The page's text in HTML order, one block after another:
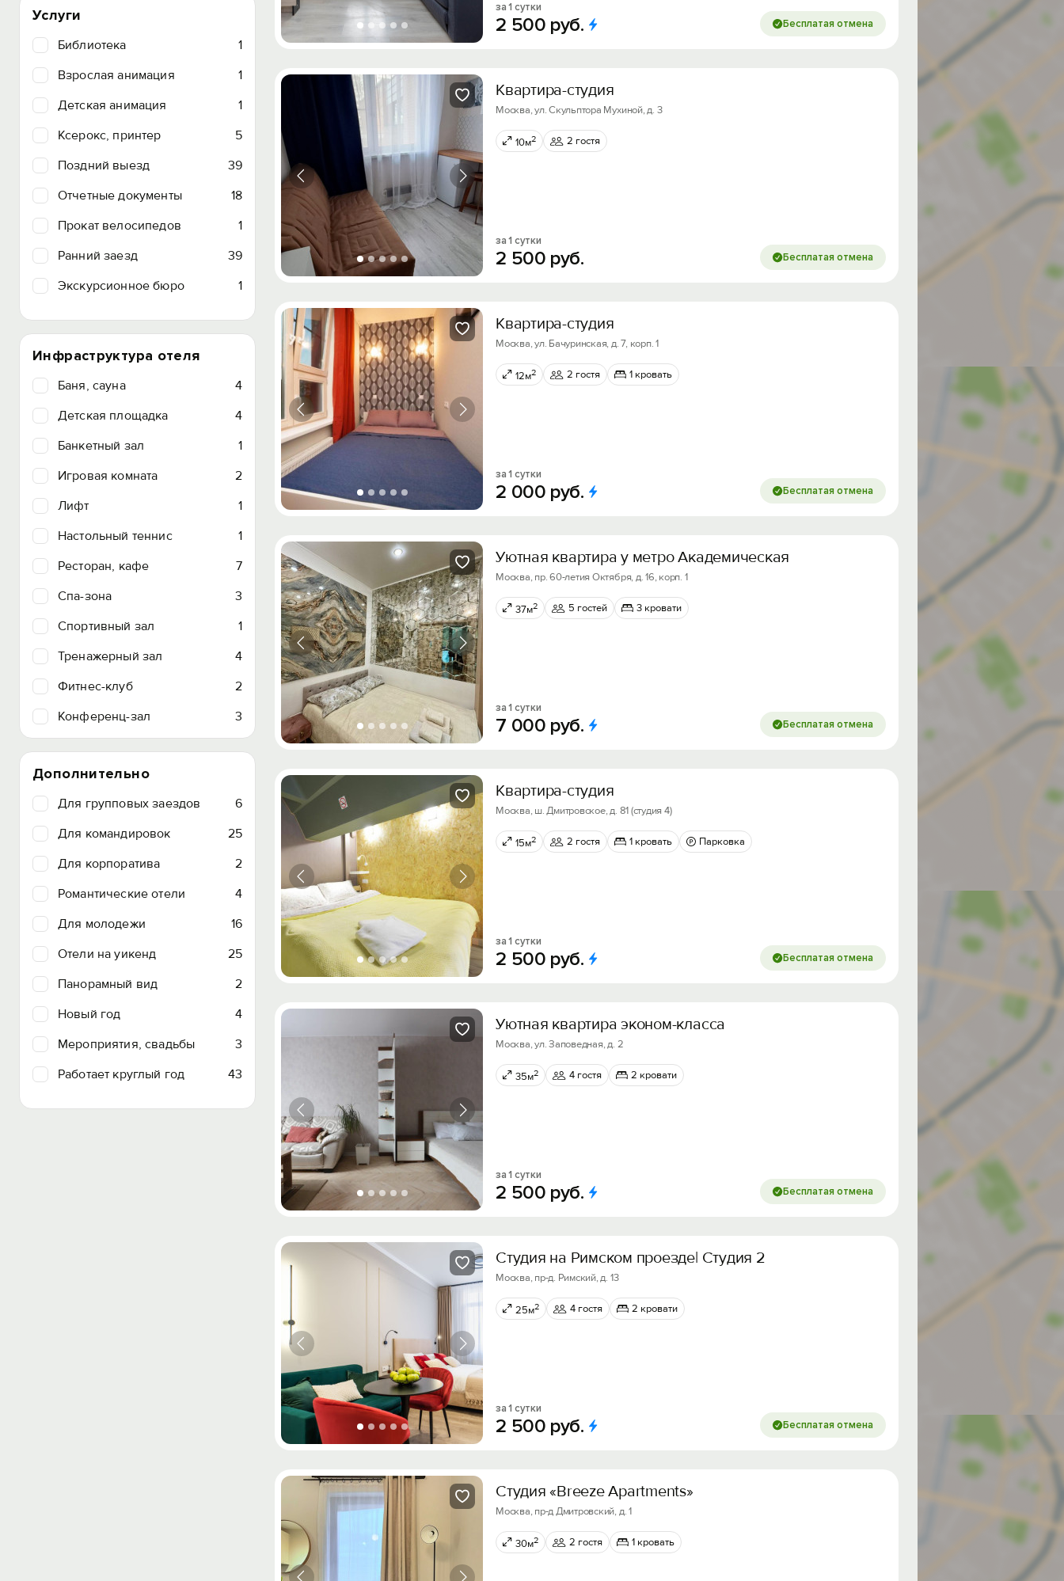
Услуги
Библиотека
1
Взрослая анимация
1
Детская анимация
1
Ксерокс, принтер
5
Поздний выезд
39
Отчетные документы
18
Прокат велосипедов
1
Ранний заезд
39
Экскурсионное бюро
1
Инфраструктура отеля
Баня, сауна
4
Детская площадка
4
Банкетный зал
1
Игровая комната
2
Лифт
1
Настольный теннис
1
Ресторан, кафе
7
Спа-зона
3
Спортивный зал
1
Тренажерный зал
4
Фитнес-клуб
2
Конференц-зал
3
Дополнительно
Для групповых заездов
6
Для командировок
25
Для корпоратива
2
Романтические отели
4
Для молодежи
16
Отели на уикенд
25
Панорамный вид
2
Новый год
4
Мероприятия, свадьбы
3
Работает круглый год
43
за 1 сутки
2 500 руб. Бесплатая отмена
Квартира-студия
Москва, ул. Скульптора Мухиной, д. 3
10м2 2 гостя
за 1 сутки
2 500 руб. Бесплатая отмена
Квартира-студия
Москва, ул. Бачуринская, д. 7, корп. 1
12м2 2 гостя 1 кровать
за 1 сутки
2 000 руб. Бесплатая отмена
Уютная квартира у метро Академическая
Москва, пр. 60-летия Октября, д. 16, корп. 1
37м2 5 гостей 3 кровати
за 1 сутки
7 000 руб. Бесплатая отмена
Квартира-студия
Москва, ш. Дмитровское, д. 81 (студия 4)
15м2 2 гостя 1 кровать Парковка
за 1 сутки
2 500 руб. Бесплатая отмена
Уютная квартира эконом-класса
Москва, ул. Заповедная, д. 2
35м2 4 гостя 2 кровати
за 1 сутки
2 500 руб. Бесплатая отмена
Студия на Римском проезде| Студия 2
Москва, пр-д. Римский, д. 13
25м2 4 гостя 2 кровати
за 1 сутки
2 500 руб. Бесплатая отмена
Студия «Breeze Apartments»
Москва, пр-д Дмитровский, д. 1
30м2 2 гостя 1 кровать